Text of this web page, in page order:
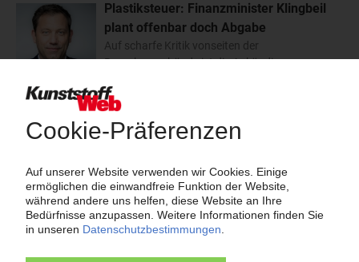
Plastiksteuer: Finanzminister Klingbeil
plant offenbar doch Abgabe
Auf scharfe Kritik vonseiten der
Branchenverbände ist die Ankündigung von
den Haushalt für das Jahr 2027 unter anderem mit der
Einführung einer Plastiksteuer zu finanzieren. Bislang hatten…
08.05.2026
Österreich: „Plastiksteuer“ wird nicht
umgesetzt
Die geplante Plastikabgabe wird in Österreich
nicht eingeführt. Das gab das österreichische